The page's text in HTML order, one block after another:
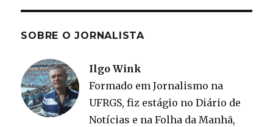
SOBRE O JORNALISTA
Ilgo Wink
Formado em Jornalismo na
UFRGS, fiz estágio no Diário de
Notícias e na Folha da Manhã,